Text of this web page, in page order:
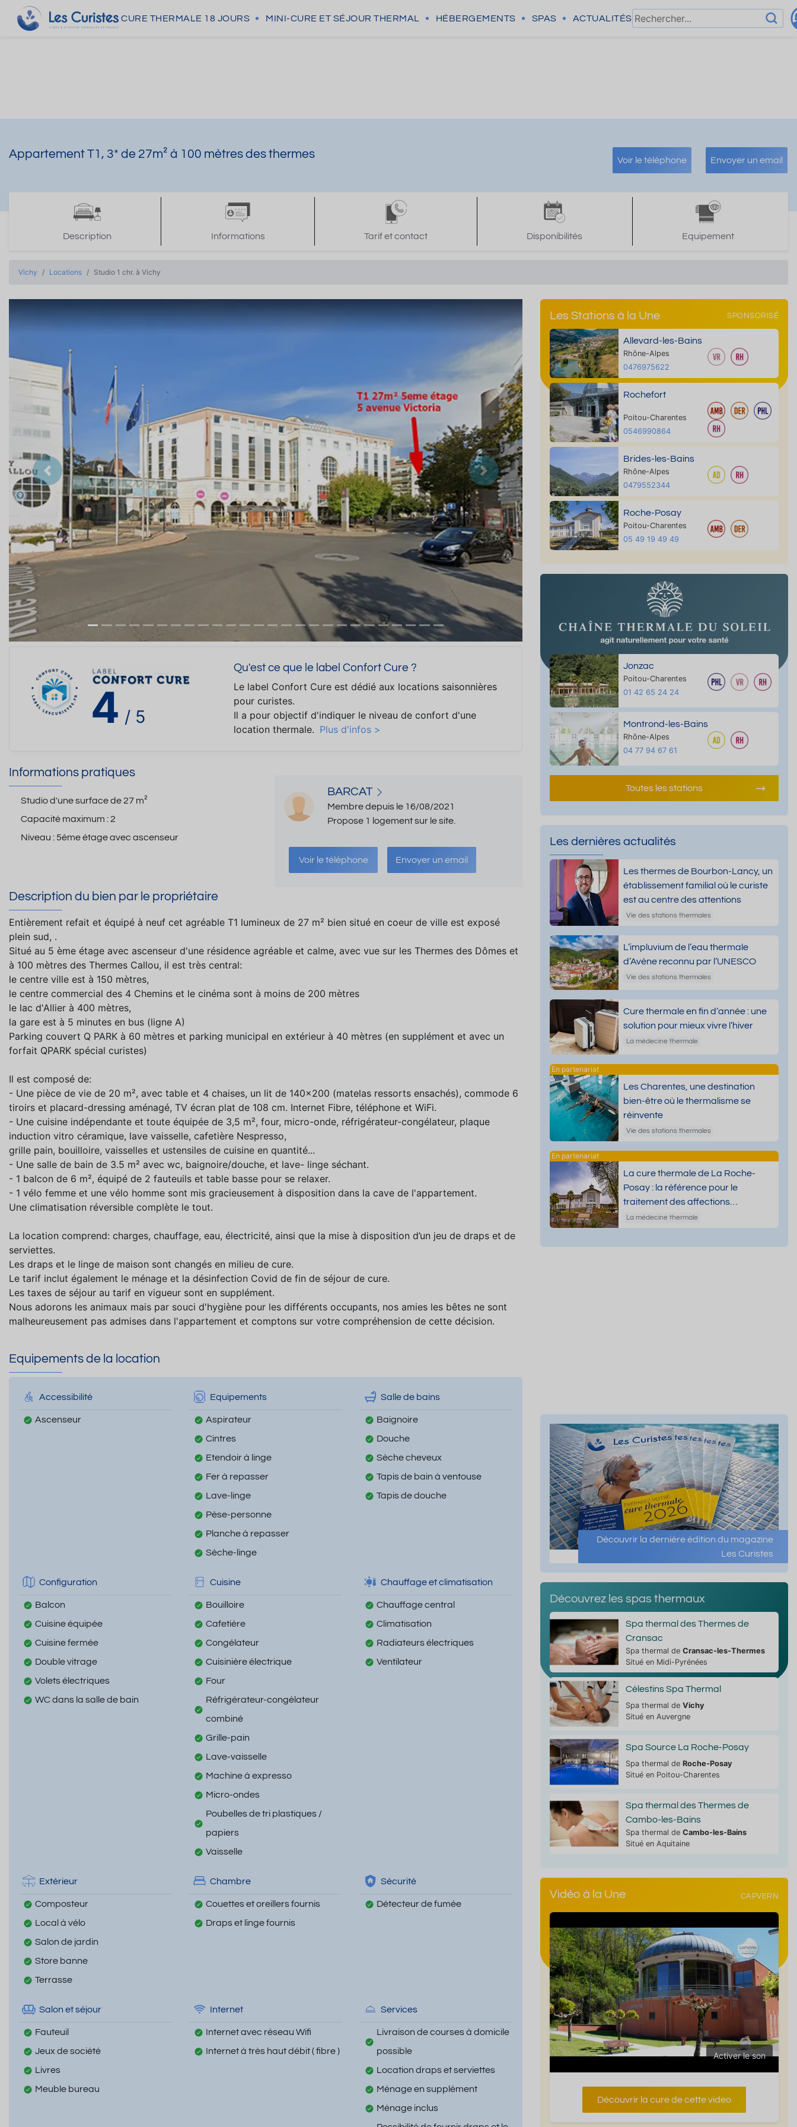
CURE THERMALE 18 JOURS MINI-CURE ET SÉJOUR THERMAL HÉBERGEMENTS SPAS ACTUALITÉS
Appartement T1, 3* de 27m² à 100 mètres des thermes Voir le téléphone Envoyer un email
Description Informations Tarif et contact Disponibilités Equipement
Vichy Locations Studio 1 chr. à Vichy
Précedent Suivant
4 / 5
Qu'est ce que le label Confort Cure ?
Le label Confort Cure est dédié aux locations saisonnières
pour curistes.
Il a pour objectif d'indiquer le niveau de confort d'une
location thermale. Plus d'infos >
Informations pratiques
Studio d'une surface de27 m²
Capacité maximum :2
Niveau :5ème étage avec ascenseur
BARCAT
Membre depuis le 16/08/2021
Propose 1 logement sur le site.
Voir le téléphone Envoyer un email
Description du bien par le propriétaire
Entièrement refait et équipé à neuf cet agréable T1 lumineux de 27 m² bien situé en coeur de ville est exposé
plein sud, .
Situé au 5 ème étage avec ascenseur d'une résidence agréable et calme, avec vue sur les Thermes des Dômes et
à 100 mètres des Thermes Callou, il est très central:
le centre ville est à 150 mètres,
le centre commercial des 4 Chemins et le cinéma sont à moins de 200 mètres
le lac d'Allier à 400 mètres,
la gare est à 5 minutes en bus (ligne A)
Parking couvert Q PARK à 60 mètres et parking municipal en extérieur à 40 mètres (en supplément et avec un
forfait QPARK spécial curistes)
Il est composé de:
- Une pièce de vie de 20 m², avec table et 4 chaises, un lit de 140x200 (matelas ressorts ensachés), commode 6
tiroirs et placard-dressing aménagé, TV écran plat de 108 cm. Internet Fibre, téléphone et WiFi.
- Une cuisine indépendante et toute équipée de 3,5 m², four, micro-onde, réfrigérateur-congélateur, plaque
induction vitro céramique, lave vaisselle, cafetière Nespresso,
grille pain, bouilloire, vaisselles et ustensiles de cuisine en quantité...
- Une salle de bain de 3.5 m² avec wc, baignoire/douche, et lave- linge séchant.
- 1 balcon de 6 m², équipé de 2 fauteuils et table basse pour se relaxer.
- 1 vélo femme et une vélo homme sont mis gracieusement à disposition dans la cave de l'appartement.
Une climatisation réversible complète le tout.
La location comprend: charges, chauffage, eau, électricité, ainsi que la mise à disposition d’un jeu de draps et de
serviettes.
Les draps et le linge de maison sont changés en milieu de cure.
Le tarif inclut également le ménage et la désinfection Covid de fin de séjour de cure.
Les taxes de séjour au tarif en vigueur sont en supplément.
Nous adorons les animaux mais par souci d'hygiène pour les différents occupants, nos amies les bêtes ne sont
malheureusement pas admises dans l'appartement et comptons sur votre compréhension de cette décision.
Equipements de la location
Accessibilité
Ascenseur
Equipements
Aspirateur
Cintres
Etendoir à linge
Fer à repasser
Lave-linge
Pèse-personne
Planche à repasser
Sèche-linge
Salle de bains
Baignoire
Douche
Sèche cheveux
Tapis de bain à ventouse
Tapis de douche
Configuration
Balcon
Cuisine équipée
Cuisine fermée
Double vitrage
Volets électriques
WC dans la salle de bain
Cuisine
Bouilloire
Cafetière
Congélateur
Cuisinière électrique
Four
Réfrigérateur-congélateur
combiné
Grille-pain
Lave-vaisselle
Machine à expresso
Micro-ondes
Poubelles de tri plastiques /
papiers
Vaisselle
Chauffage et climatisation
Chauffage central
Climatisation
Radiateurs électriques
Ventilateur
Extérieur
Composteur
Local à vélo
Salon de jardin
Store banne
Terrasse
Chambre
Couettes et oreillers fournis
Draps et linge fournis
Sécurité
Détecteur de fumée
Salon et séjour
Fauteuil
Jeux de société
Livres
Meuble bureau
Internet
Internet avec réseau Wifi
Internet à très haut débit ( fibre )
Services
Livraison de courses à domicile
possible
Location draps et serviettes
Ménage en supplément
Ménage inclus
Les Stations à la Une SPONSORISÉ
Allevard-les-Bains
Rhône-Alpes
0476975622
Rochefort
Poitou-Charentes
0546990864
Brides-les-Bains
Rhône-Alpes
0479552344
Roche-Posay
Poitou-Charentes
05 49 19 49 49
Jonzac
Poitou-Charentes
01 42 65 24 24
Montrond-les-Bains
Rhône-Alpes
04 77 94 67 61
Toutes les stations
Les dernières actualités
Les thermes de Bourbon-Lancy, un
établissement familial où le curiste
est au centre des attentions
Vie des stations thermales
L’impluvium de l’eau thermale
d’Avène reconnu par l’UNESCO
Vie des stations thermales
Cure thermale en fin d’année : une
solution pour mieux vivre l’hiver
La médecine thermale
Les Charentes, une destination
bien-être où le thermalisme se
réinvente
Vie des stations thermales
La cure thermale de La Roche-
Posay : la référence pour le
traitement des affections
dermatologiques
La médecine thermale
Découvrir la dernière édition du magazine
Les Curistes
Découvrez les spas thermaux
Spa thermal des Thermes de
Cransac
Spa thermal de Cransac-les-Thermes
Situé en Midi-Pyrénées
Célestins Spa Thermal
Spa thermal de Vichy
Situé en Auvergne
Spa Source La Roche-Posay
Spa thermal de Roche-Posay
Situé en Poitou-Charentes
Spa thermal des Thermes de
Cambo-les-Bains
Spa thermal de Cambo-les-Bains
Situé en Aquitaine
Vidéo à la Une CAPVERN
Activer le son
Découvrir la cure de cette video